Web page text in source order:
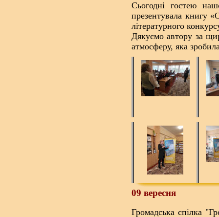
Сьогодні гостею
презентувала книгу
літературного
Дякуємо автору за
атмосферу, яка
09 вересня
Громадська спілка